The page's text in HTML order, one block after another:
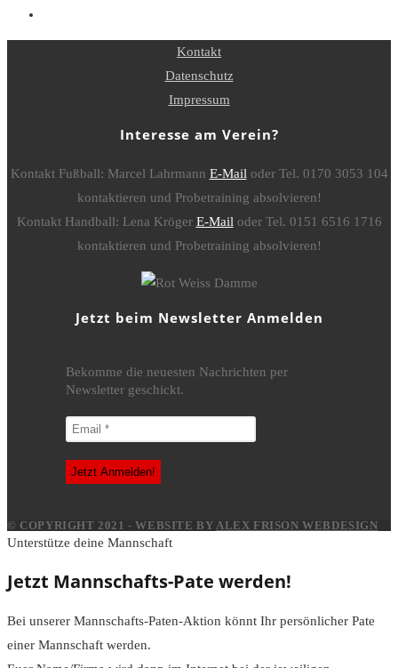
Kontakt
Datenschutz
Impressum
Interesse am Verein?
Kontakt Fußball: Marcel Lahrmann E-Mail oder Tel. 0170 3053 104
kontaktieren und Probetraining absolvieren!
Kontakt Handball: Lena Kröger E-Mail oder Tel. 0151 6516 1716
kontaktieren und Probetraining absolvieren!
Jetzt beim Newsletter Anmelden
Bekomme die neuesten Nachrichten per
Newsletter geschickt.
© COPYRIGHT 2021 - WEBSITE BY ALEX FRISON WEBDESIGN
Unterstütze deine Mannschaft
Jetzt Mannschafts-Pate werden!
Bei unserer Mannschafts-Paten-Aktion könnt Ihr persönlicher Pate
einer Mannschaft werden.